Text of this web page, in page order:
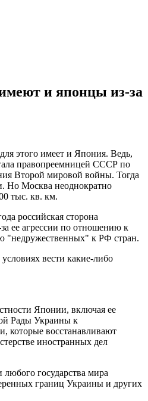
и японцы из-за
этого имеет и Япония. Ведь,
правопреемницей СССР по
Второй мировой войны. Тогда
Но Москва неоднократно
тыс. кв. км.
российская сторона
ее агрессии по отношению к
"недружественных" к РФ стран.
вести какие-либо
Японии, включая ее
Рады Украины к
которые восстанавливают
иностранных дел
государства мира
границ Украины и других